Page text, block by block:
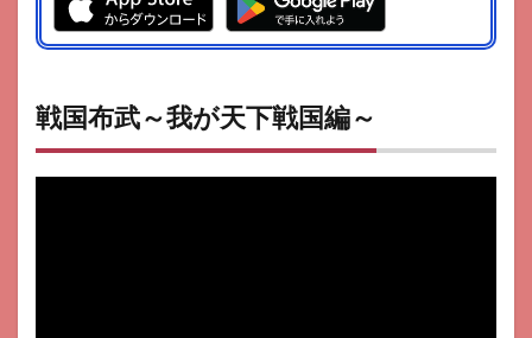
戦国布武～我が天下戦国編～